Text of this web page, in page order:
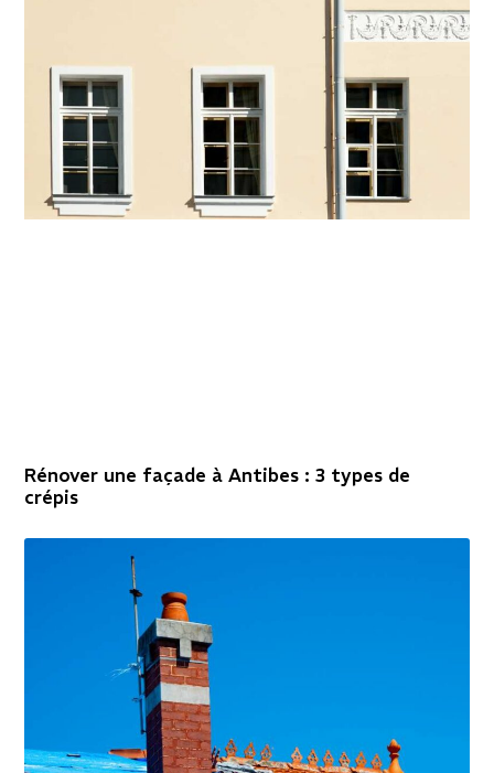
Rénover une façade à Antibes : 3 types de
crépis